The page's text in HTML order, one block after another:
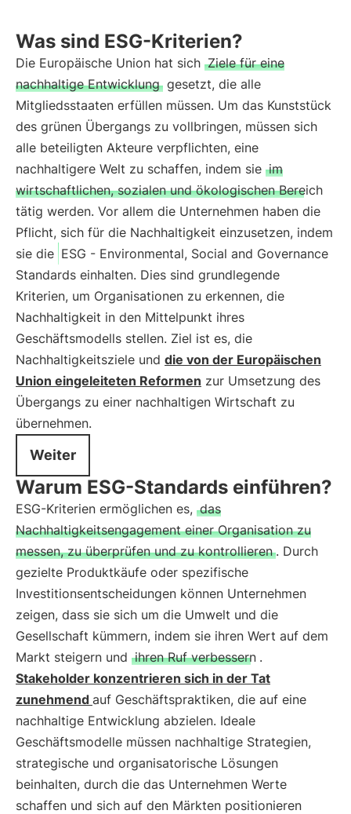
Was sind ESG-Kriterien?
Die Europäische Union hat sich Ziele für eine
nachhaltige Entwicklung gesetzt, die alle
Mitgliedsstaaten erfüllen müssen. Um das Kunststück
des grünen Übergangs zu vollbringen, müssen sich
alle beteiligten Akteure verpflichten, eine
nachhaltigere Welt zu schaffen, indem sie im
wirtschaftlichen, sozialen und ökologischen Bereich
tätig werden. Vor allem die Unternehmen haben die
Pflicht, sich für die Nachhaltigkeit einzusetzen, indem
sie die ESG - Environmental, Social and Governance
Standards einhalten. Dies sind grundlegende
Kriterien, um Organisationen zu erkennen, die
Nachhaltigkeit in den Mittelpunkt ihres
Geschäftsmodells stellen. Ziel ist es, die
Nachhaltigkeitsziele und die von der Europäischen
Union eingeleiteten Reformen zur Umsetzung des
Übergangs zu einer nachhaltigen Wirtschaft zu
übernehmen.
Weiter
Warum ESG-Standards einführen?
ESG-Kriterien ermöglichen es, das
Nachhaltigkeitsengagement einer Organisation zu
messen, zu überprüfen und zu kontrollieren . Durch
gezielte Produktkäufe oder spezifische
Investitionsentscheidungen können Unternehmen
zeigen, dass sie sich um die Umwelt und die
Gesellschaft kümmern, indem sie ihren Wert auf dem
Markt steigern und ihren Ruf verbessern .
Stakeholder konzentrieren sich in der Tat
zunehmend auf Geschäftspraktiken, die auf eine
nachhaltige Entwicklung abzielen. Ideale
Geschäftsmodelle müssen nachhaltige Strategien,
strategische und organisatorische Lösungen
beinhalten, durch die das Unternehmen Werte
schaffen und sich auf den Märkten positionieren